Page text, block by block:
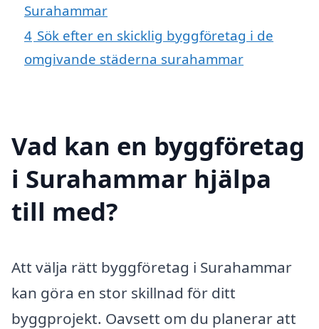
Surahammar
4 Sök efter en skicklig byggföretag i de
omgivande städerna surahammar
Vad kan en byggföretag
i Surahammar hjälpa
till med?
Att välja rätt byggföretag i Surahammar
kan göra en stor skillnad för ditt
byggprojekt. Oavsett om du planerar att